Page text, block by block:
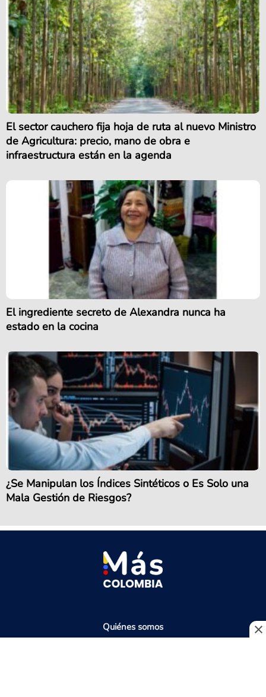
El sector cauchero fija hoja de ruta al nuevo Ministro
de Agricultura: precio, mano de obra e
infraestructura están en la agenda
El ingrediente secreto de Alexandra nunca ha
estado en la cocina
¿Se Manipulan los Índices Sintéticos o Es Solo una
Mala Gestión de Riesgos?
Quiénes somos